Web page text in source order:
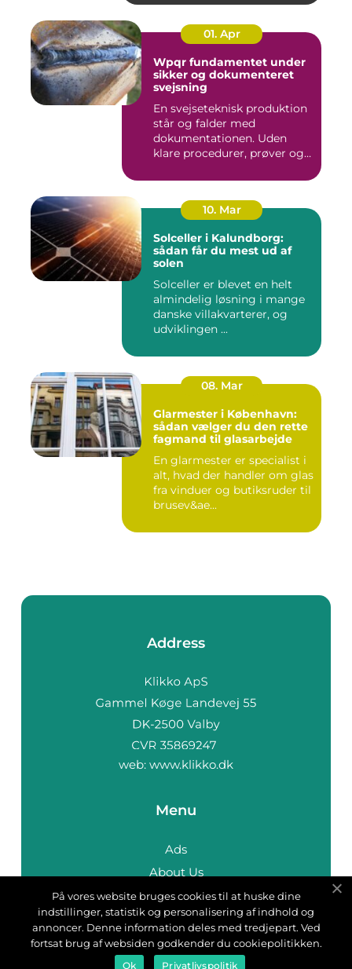
01. Apr
Wpqr fundamentet under
sikker og dokumenteret
svejsning
En svejseteknisk produktion
står og falder med
dokumentationen. Uden
klare procedurer, prøver og
10. Mar
Solceller i Kalundborg:
sådan får du mest ud af
solen
Solceller er blevet en helt
almindelig løsning i mange
danske villakvarterer, og
udviklingen ...
08. Mar
Glarmester i København:
sådan vælger du den rette
fagmand til glasarbejde
En glarmester er specialist i
alt, hvad der handler om glas
fra vinduer og butiksruder til
brusev&ae...
Address
web: www.klikko.dk
Menu
Ads
About Us
Cookies
Contact
Sitemap
På vores website bruges cookies til at huske dine
indstillinger, statistik og personalisering af indhold og
annoncer. Denne information deles med tredjepart. Ved
fortsat brug af websiden godkender du cookiepolitikken.
Ok Privatlivspolitik